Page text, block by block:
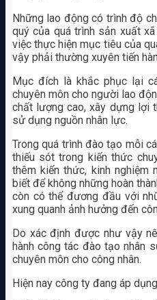
Những lao động có trình độ
quý của quá trình sản xuất
việc thực hiện mục tiêu của
vậy phải thường xuyên tiến
Mục đích là khắc phục lại
chuyên môn cho người lao
chất lượng cao, xây dựng lợi
sử dụng nguồn nhân lực.
Trong quá trình đào tạo mỗi
thiếu sót trong kiến thức
thêm kiến thức, kinh
biết để không những hoàn
còn có thể đương đầu với
xung quanh ảnh hưởng đến
Do xác định được như vậy
hành công tác đào tạo nhân
chuyên môn cho công nhân.
Hiện nay công ty đang áp